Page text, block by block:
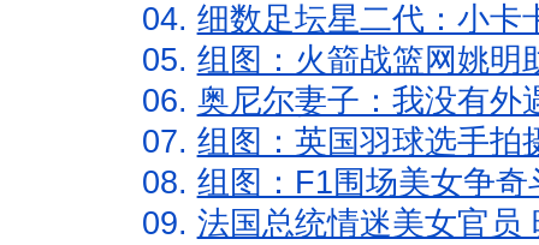
04. 细数足坛星二代：小卡
05. 组图：火箭战篮网姚明
06. 奥尼尔妻子：我没有外
07. 组图：英国羽球选手拍
08. 组图：F1围场美女争
09. 法国总统情迷美女官员